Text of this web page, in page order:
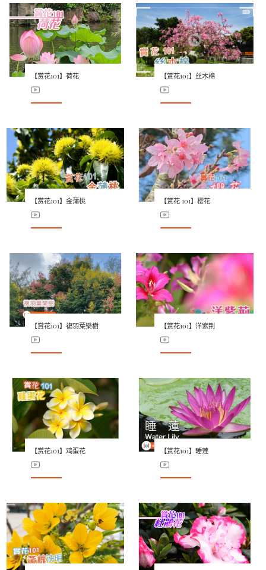
【赏花101】荷花 【赏花101】丝木棉
【赏花101】金蒲桃 【赏花 101】樱花
【賞花101】複羽葉欒樹 【赏花101】洋紫荆
【赏花101】鸡蛋花 【赏花101】睡莲